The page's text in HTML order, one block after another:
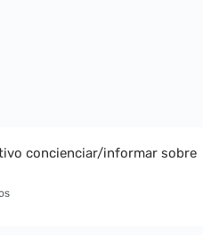
concienciar/informar sobre